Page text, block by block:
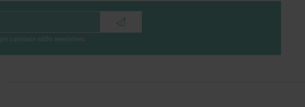
pre zasielanie nášho newsletteru